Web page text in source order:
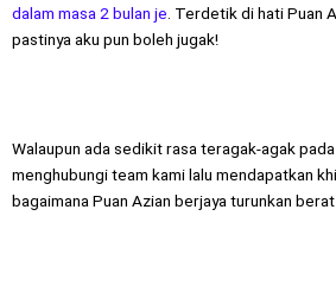
dalam masa 2 bulan je . Terdetik di hati Puan
pastinya aku pun boleh jugak!
Walaupun ada sedikit rasa teragak-agak pada
menghubungi team kami lalu mendapatkan
bagaimana Puan Azian berjaya turunkan